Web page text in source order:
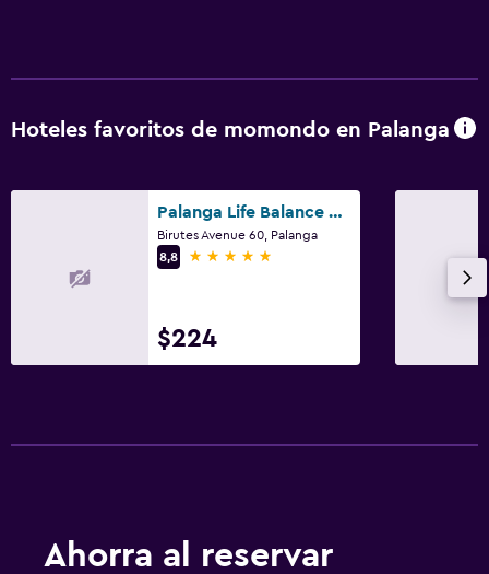
Hoteles favoritos de momondo en Palanga
Palanga Life Balance Spa Hotel
Birutes Avenue 60, Palanga
8,8
5 estrellas
$224
Ahorra al reservar